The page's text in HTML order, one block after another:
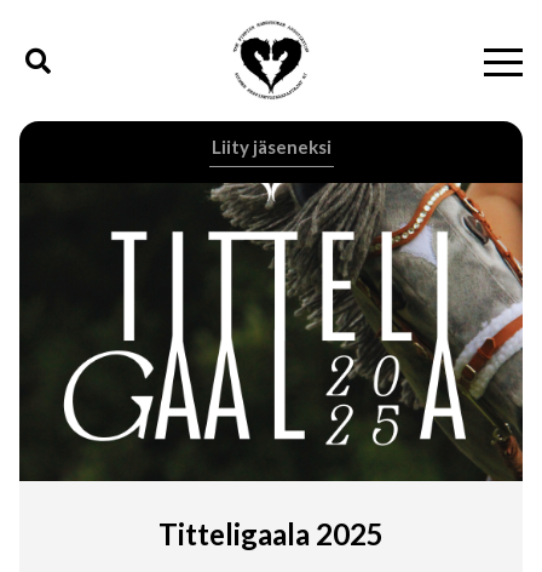
Liity jäseneksi
Titteligaala 2025